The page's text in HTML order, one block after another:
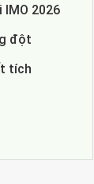
2026
đột
tích